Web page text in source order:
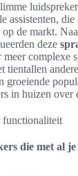
assistenten,
de markt.
deze
meer complexe
tientallen
groeiende
in huizen over
die met al